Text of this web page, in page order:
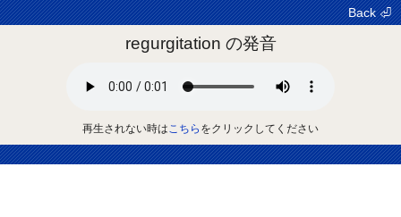
Back ⏎
regurgitation の発音
再生されない時はこちら をクリックしてください